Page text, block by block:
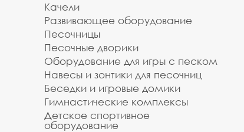
Качели
Развивающее оборудование
Песочницы
Песочные дворики
Оборудование для игры с песком
Навесы и зонтики для песочниц
Беседки и игровые домики
Гимнастические комплексы
Детское спортивное
оборудование